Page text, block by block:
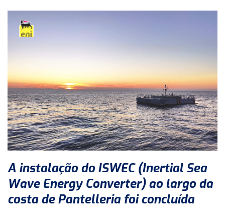
A instalação do ISWEC (Inertial Sea
Wave Energy Converter) ao largo da
costa de Pantelleria foi concluída